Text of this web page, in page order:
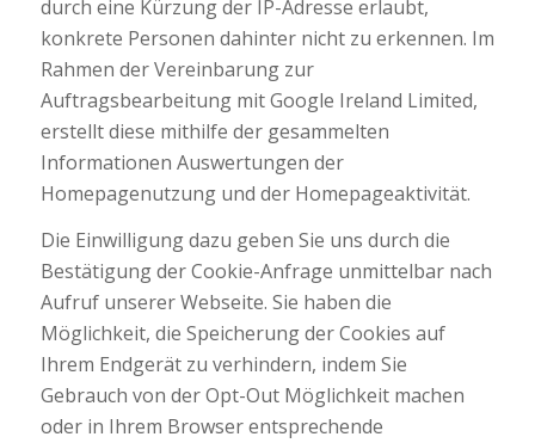
durch eine Kürzung der IP-Adresse erlaubt,
konkrete Personen dahinter nicht zu erkennen. Im
Rahmen der Vereinbarung zur
Auftragsbearbeitung mit Google Ireland Limited,
erstellt diese mithilfe der gesammelten
Informationen Auswertungen der
Homepagenutzung und der Homepageaktivität.
Die Einwilligung dazu geben Sie uns durch die
Bestätigung der Cookie-Anfrage unmittelbar nach
Aufruf unserer Webseite. Sie haben die
Möglichkeit, die Speicherung der Cookies auf
Ihrem Endgerät zu verhindern, indem Sie
Gebrauch von der Opt-Out Möglichkeit machen
oder in Ihrem Browser entsprechende